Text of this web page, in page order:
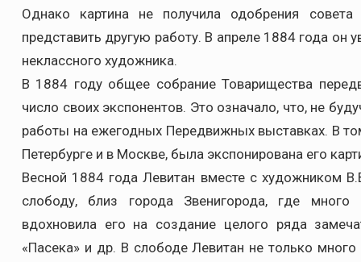
Однако картина не получила одобрения
представить другую работу. В апреле 1884 года он
неклассного художника.
В 1884 году общее собрание Товарищества
число своих экспонентов. Это означало, что, не
работы на ежегодных Передвижных выставках. В
Петербурге и в Москве, была экспонирована его
Весной 1884 года Левитан вместе с художником
слободу, близ города Звенигорода, где
вдохновила его на создание целого ряда
«Пасека» и др. В слободе Левитан не только